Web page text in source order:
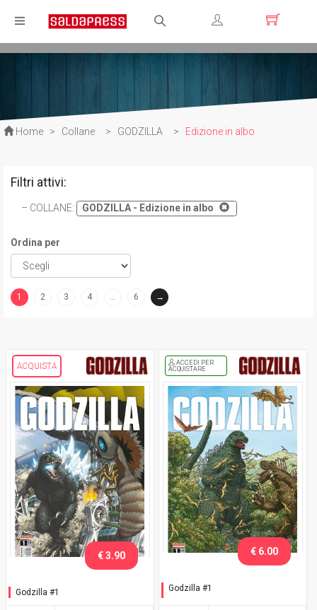
Registrati
Home > Collane > GODZILLA > Edizione in albo
Filtri attivi:
COLLANE: GODZILLA - Edizione in albo
Ordina per
1
2 3 4 … 6 →
ACQUISTA
Godzilla #1
€ 3.90
ACCEDI PER
ACQUISTARE
Godzilla #1
€ 6.00